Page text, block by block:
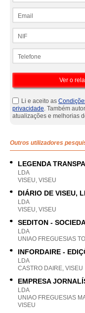
Li e aceito as
privacidade. Também
atualizações e melhorias
Outros utilizadores
LEGENDA
LDA
VISEU, VISEU
DIÁRIO DE VISEU,
LDA
VISEU, VISEU
SEDITON -
LDA
UNIAO FREGUESIAS
INFORDAIRE -
LDA
CASTRO DAIRE, VISEU
EMPRESA
LDA
UNIAO FREGUESIAS
VISEU